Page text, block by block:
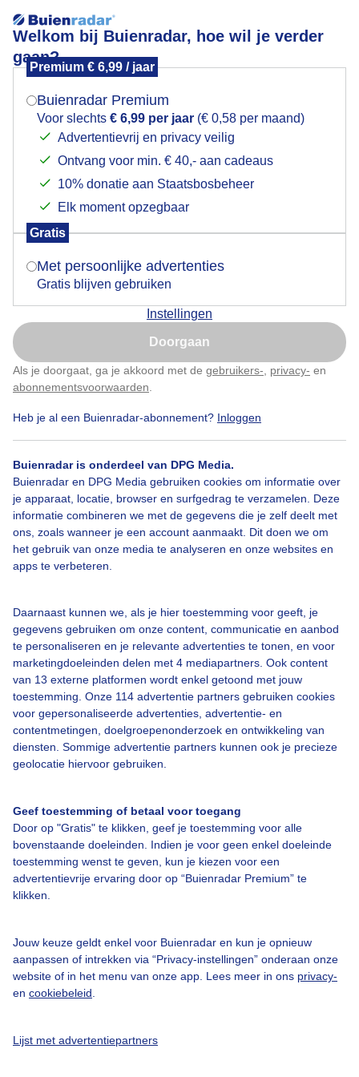
Welkom bij Buienradar, hoe wil je verder
gaan?
Premium € 6,99 / jaar
Buienradar Premium
Voor slechts € 6,99 per jaar (€ 0,58 per maand)
Advertentievrij en privacy veilig
Ontvang voor min. € 40,- aan cadeaus
10% donatie aan Staatsbosbeheer
Elk moment opzegbaar
Gratis
Met persoonlijke advertenties
Gratis blijven gebruiken
Instellingen
Doorgaan
Als je doorgaat, ga je akkoord met de gebruikers- privacy- en
abonnementsvoorwaarden
Heb je al een Buienradar-abonnement? Inloggen
Buienradar is onderdeel van DPG Media.
Buienradar en DPG Media gebruiken cookies om informatie over
je apparaat, locatie, browser en surfgedrag te verzamelen. Deze
informatie combineren we met de gegevens die je zelf deelt met
ons, zoals wanneer je een account aanmaakt. Dit doen we om
het gebruik van onze media te analyseren en onze websites en
apps te verbeteren.
Daarnaast kunnen we, als je hier toestemming voor geeft, je
gegevens gebruiken om onze content, communicatie en aanbod
te personaliseren en je relevante advertenties te tonen, en voor
marketingdoeleinden delen met 4 mediapartners. Ook content
van 13 externe platformen wordt enkel getoond met jouw
toestemming. Onze 114 advertentie partners gebruiken cookies
voor gepersonaliseerde advertenties, advertentie- en
contentmetingen, doelgroepenonderzoek en ontwikkeling van
diensten. Sommige advertentie partners kunnen ook je precieze
geolocatie hiervoor gebruiken.
Geef toestemming of betaal voor toegang
Door op "Gratis" te klikken, geef je toestemming voor alle
bovenstaande doeleinden. Indien je voor geen enkel doeleinde
toestemming wenst te geven, kun je kiezen voor een
advertentievrije ervaring door op “Buienradar Premium” te
klikken.
Jouw keuze geldt enkel voor Buienradar en kun je opnieuw
aanpassen of intrekken via “Privacy-instellingen” onderaan onze
website of in het menu van onze app. Lees meer in ons privacy-
en cookiebeleid
Lijst met advertentiepartners
Veel zon, mooie wolkenlucht
Door: Heidi Roest Gemaakt: 08-05-2026, 119x bekeken
Zon Wolken
Bekijk slideshow
Over Buienradar
Bedrijfsgegevens
Contact
Toegankelijkheid
Gebruikersvoorwaarden
Adverteren
Privacy beleid
Cookie beleid
Mogen we je locatie gebruiken voor het
Indien je hier nog geen akkoord op hebt gegeven,
verschijnt er zo een pop-up uit je browser waarin
Is goed, toon de popup
Nu niet, misschien later
Klik hierom dit aan te passen